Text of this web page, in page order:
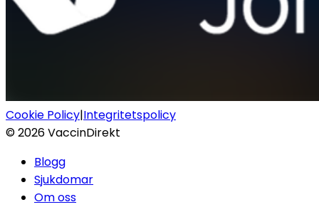
Cookie Policy|Integritetspolicy
©2026VaccinDirekt
Blogg
Sjukdomar
Om oss